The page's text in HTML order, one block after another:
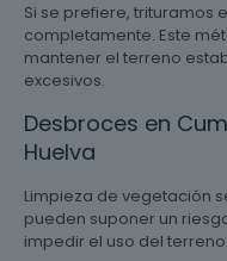
Si se prefiere, trituramos
completamente. Este
mantener el terreno
excesivos.
Desbroces en
Huelva
Limpieza de vegetación
pueden suponer un
impedir el uso del terreno.